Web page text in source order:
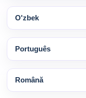
O'zbek
Português
Română